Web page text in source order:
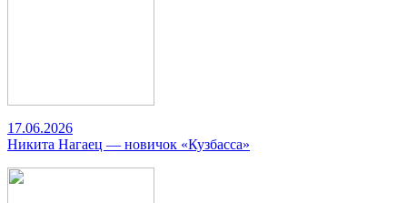
17.06.2026
Никита Нагаец — новичок «Кузбасса»